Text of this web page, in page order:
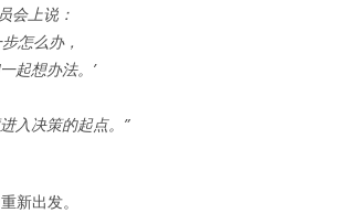
会上说：
怎么办，
起想办法。’
入决策的起点。”
新出发。